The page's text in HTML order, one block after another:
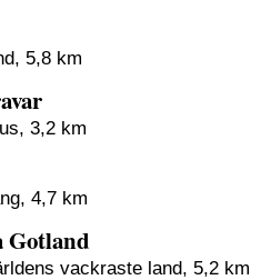
5,8 km
3,2 km
4,7 km
Gotland
vackraste land, 5,2 km